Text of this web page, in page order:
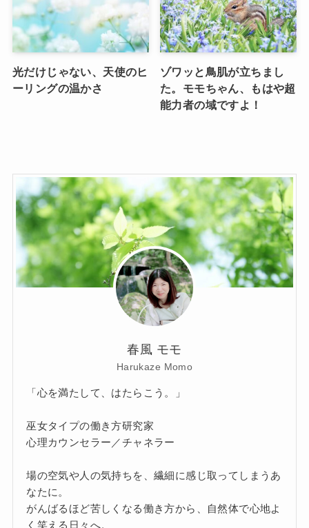
光だけじゃない、天使のヒ
ーリングの温かさ
ゾワッと鳥肌が立ちまし
た。モモちゃん、もはや超
能力者の域ですよ！
春風 モモ
Harukaze Momo
「心を満たして、はたらこう。」
巫女タイプの働き方研究家
心理カウンセラー／チャネラー
場の空気や人の気持ちを、繊細に感じ取ってしまうあ
なたに。
がんばるほど苦しくなる働き方から、自然体で心地よ
く笑える日々へ。